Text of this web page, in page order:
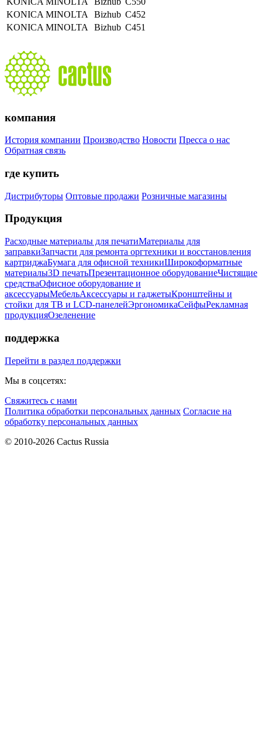
KONICA MINOLTA
Bizhub C452
KONICA MINOLTA
Bizhub C451
компания
История компании Производство Новости Пресса о нас
Обратная связь
где купить
Дистрибуторы Оптовые продажи Розничные магазины
Продукция
Расходные материалы для печатиМатериалы для
заправкиЗапчасти для ремонта оргтехники и восстановления
картриджаБумага для офисной техникиШирокоформатные
материалы3D печатьПрезентационное оборудованиеЧистящие
средстваОфисное оборудование и
аксессуарыМебельАксессуары и гаджетыКронштейны и
стойки для ТВ и LCD-панелейЭргономикаСейфыРекламная
продукцияОзеленение
поддержка
Перейти в раздел поддержки
Мы в соцсетях:
Свяжитесь с нами
Политика обработки персональных данных Согласие на
обработку персональных данных
© 2010-2026 Cactus Russia